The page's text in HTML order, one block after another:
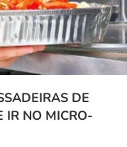
DE
IR NO MICRO-